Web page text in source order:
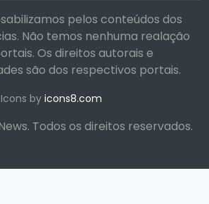
pelos conteúdos dos
Não temos nenhuma realação
Os direitos autorais e
são dos respectivos portais.
Icons by icons8.com
Todos os direitos reservados.